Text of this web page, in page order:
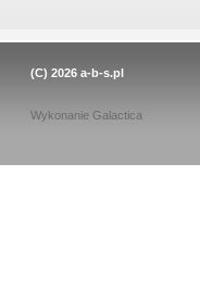
(C) 2026 a-b-s.pl
Wykonanie Galactica